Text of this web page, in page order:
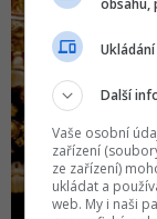
obsahu,
Další
Vaše osobní
zařízení
ze zařízení)
ukládat a
web. My i naši